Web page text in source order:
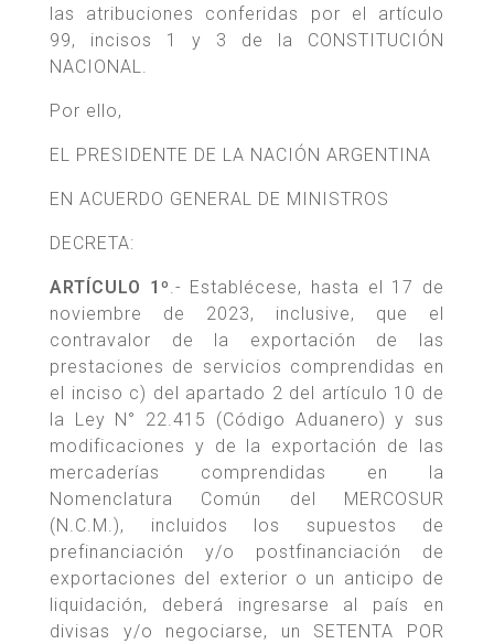
las atribuciones conferidas por el artículo
99, incisos 1 y 3 de la CONSTITUCIÓN
NACIONAL.
Por ello,
EL PRESIDENTE DE LA NACIÓN ARGENTINA
EN ACUERDO GENERAL DE MINISTROS
DECRETA:
ARTÍCULO 1º.- Establécese, hasta el 17 de
noviembre de 2023, inclusive, que el
contravalor de la exportación de las
prestaciones de servicios comprendidas en
el inciso c) del apartado 2 del artículo 10 de
la Ley N° 22.415 (Código Aduanero) y sus
modificaciones y de la exportación de las
mercaderías comprendidas en la
Nomenclatura Común del MERCOSUR
(N.C.M.), incluidos los supuestos de
prefinanciación y/o postfinanciación de
exportaciones del exterior o un anticipo de
liquidación, deberá ingresarse al país en
divisas y/o negociarse, un SETENTA POR